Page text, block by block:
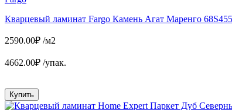
Кварцевый ламинат Fargo Камень Агат Маренго
2590.00₽ /м2
4662.00₽ /упак.
Купить